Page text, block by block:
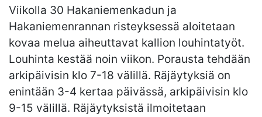
Viikolla 30 Hakaniemenkadun ja
Hakaniemenrannan risteyksessä aloitetaan
kovaa melua aiheuttavat kallion louhintatyöt.
Louhinta kestää noin viikon. Porausta tehdään
arkipäivisin klo 7-18 välillä. Räjäytyksiä on
enintään 3-4 kertaa päivässä, arkipäivisin klo
9-15 välillä. Räjäytyksistä ilmoitetaan